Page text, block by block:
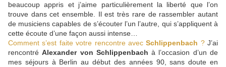
beaucoup appris et j’aime particulièrement la liberté que l’on
trouve dans cet ensemble. Il est très rare de rassembler autant
de musiciens capables de s’écouter l’un l’autre, qui s’appliquent à
cette écoute d’une façon aussi intense…
Comment s’est faite votre rencontre avecSchlippenbach ?J’ai
rencontréAlexander von Schlippenbach à l’occasion d’un de
mes séjours à Berlin au début des années 90, sans doute en